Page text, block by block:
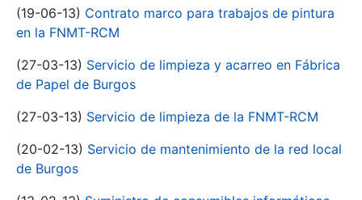
(19-06-13) Contrato marco para trabajos de pintura
en la FNMT-RCM
(27-03-13) Servicio de limpieza y acarreo en Fábrica
de Papel de Burgos
(27-03-13) Servicio de limpieza de la FNMT-RCM
(20-02-13) Servicio de mantenimiento de la red local
de Burgos